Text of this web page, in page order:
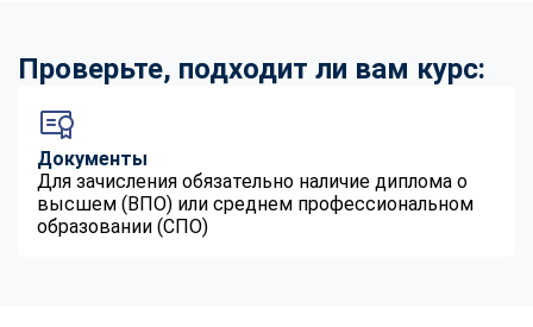
Проверьте, подходит ли вам курс:
Документы
Для зачисления обязательно наличие диплома о
высшем (ВПО) или среднем профессиональном
образовании (СПО)